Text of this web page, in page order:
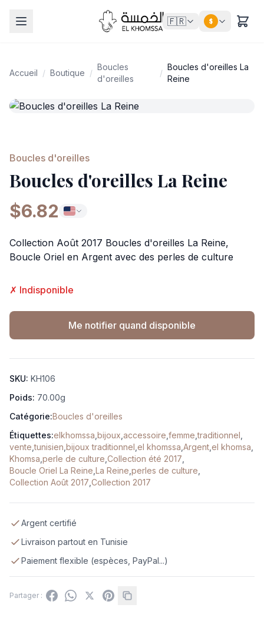
🇫🇷 $
Accueil / Boutique /
Boucles
d'oreilles
/
Boucles d'oreilles La
Reine
Boucles d'oreilles
Boucles d'oreilles La Reine
$6.82
Collection Août 2017 Boucles d'oreilles La Reine,
Boucle Oriel en Argent avec des perles de culture
✗ Indisponible
Me notifier quand disponible
SKU: KH106
Poids: 70.00g
Catégorie:Boucles d'oreilles
Étiquettes:elkhomssa bijoux accessoire femme ,traditionnel
vente ,tunisien bijoux traditionnel el khomssa Argent el khomsa
Khomsa perle de culture Collection été 2017
Boucle Oriel La Reine La Reine perles de culture
Collection Août 2017 Collection 2017
Argent certifié
Livraison partout en Tunisie
Paiement flexible (espèces, PayPal...)
Partager :